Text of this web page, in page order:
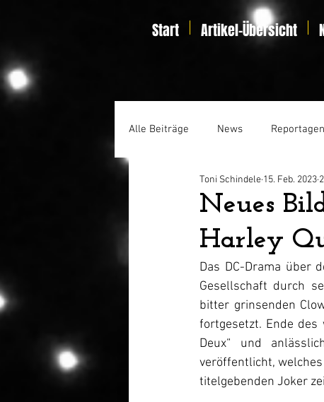
Start Artikel-Übersicht
Alle Beiträge News Reportagen
Home Entertainment
Neues
Harley
Toni Schindele 15. Feb. 2023
Das DC-Drama über
Gesellschaft durch
bitter grinsenden
fortgesetzt. Ende des
Deux“ und
veröffentlicht,
titelgebenden Joker